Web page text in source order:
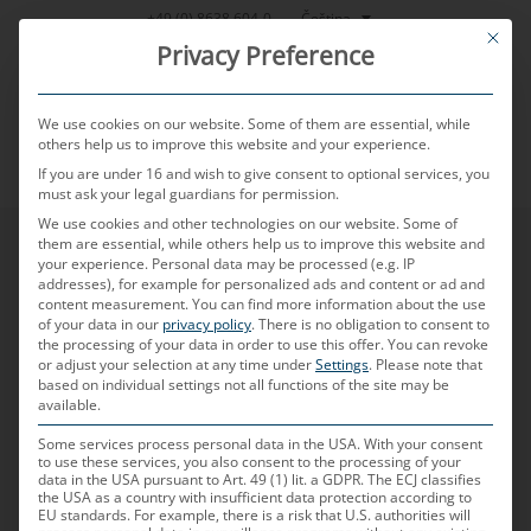
Přeskočit
+49 (0) 8638 604-0 Čeština
MENU
This
Privacy Preference
We use cookies on our website. Some of them are essential, while
others help us to improve this website and your experience.
If you are under 16 and wish to give consent to optional services, you
must ask your legal guardians for permission.
We use cookies and other technologies on our website. Some of
them are essential, while others help us to improve this website and
your experience. Personal data may be processed (e.g. IP
addresses), for example for personalized ads and content or ad and
content measurement.You can find more information about the use
of your data in our privacy policy.There is no obligation to consent to
the processing of your data in order to use this offer.You can revoke
or adjust your selection at any time underSettings. Please note that
based on individual settings not all functions of the site may be
available.
Some services process personal data in the USA. With your consent
to use these services, you also consent to the processing of your
data in the USA pursuant to Art. 49 (1) lit. a GDPR. The ECJ classifies
the USA as a country with insufficient data protection according to
EU standards. For example, there is a risk that U.S. authorities will